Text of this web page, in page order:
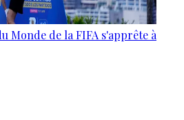
Monde de la FIFA s'apprête à